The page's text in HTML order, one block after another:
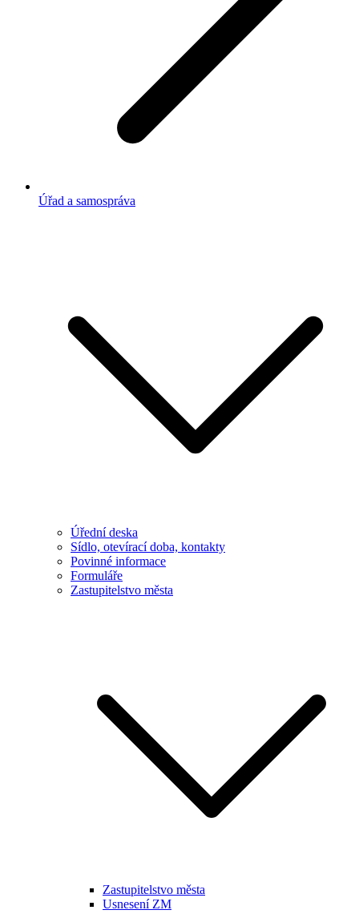
Úřad a samospráva
Úřední deska
Sídlo, otevírací doba, kontakty
Povinné informace
Formuláře
Zastupitelstvo města
Zastupitelstvo města
Usnesení ZM